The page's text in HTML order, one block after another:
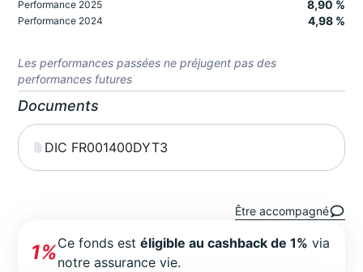
Performance 2025 8,90 %
Performance 2024 4,98 %
Les performances passées ne préjugent pas des
performances futures
Documents
DIC FR001400DYT3
Être accompagné
1%Ce fonds estéligible au cashback de 1% via
notre assurance vie.